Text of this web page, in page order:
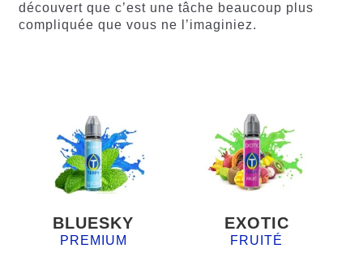
découvert que c’est une tâche beaucoup plus
compliquée que vous ne l’imaginiez.
BLUESKY
PREMIUM
EXOTIC
FRUITÉ